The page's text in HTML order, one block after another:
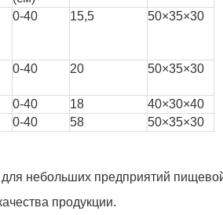
0-40 15,5 50×35×30
0-40 20 50×35×30
0-40 18
40×30×40
0-40 58 50×35×30
небольших предприятий
продукции.